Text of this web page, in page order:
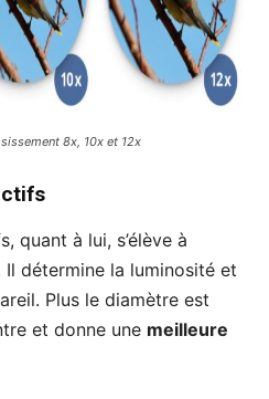
8x, 10x et 12x
quant à lui, s’élève à
détermine la luminosité et
Plus le diamètre est
et donne une meilleure